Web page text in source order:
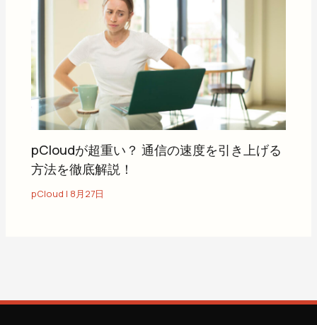
pCloudが超重い？ 通信の速度を引き上げる
方法を徹底解説！
pCloud | 8月27日